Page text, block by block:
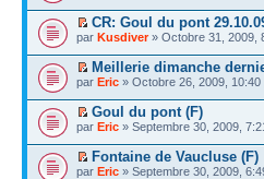
CR: Goul du pont
par Kusdiver» Octobre 31, 2009,
Meillerie dimanche
par Eric » Octobre 26, 2009, 10:40
Goul du pont (F)
par Eric » Septembre 30, 2009,
Fontaine de Vaucluse (F)
par Eric » Septembre 30, 2009,